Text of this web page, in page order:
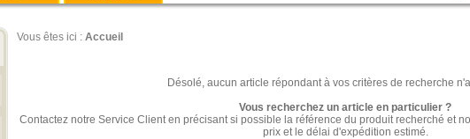
Vous êtes ici : Accueil
Désolé, aucun article répondant à vos critères de recherche
Vous recherchez un article en particulier ?
Contactez notre Service Client en précisant si possible la référence du produit recherché et
prix et le délai d'expédition estimé.